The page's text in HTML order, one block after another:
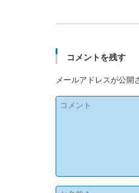
コメントを残す
メールアドレスが公開